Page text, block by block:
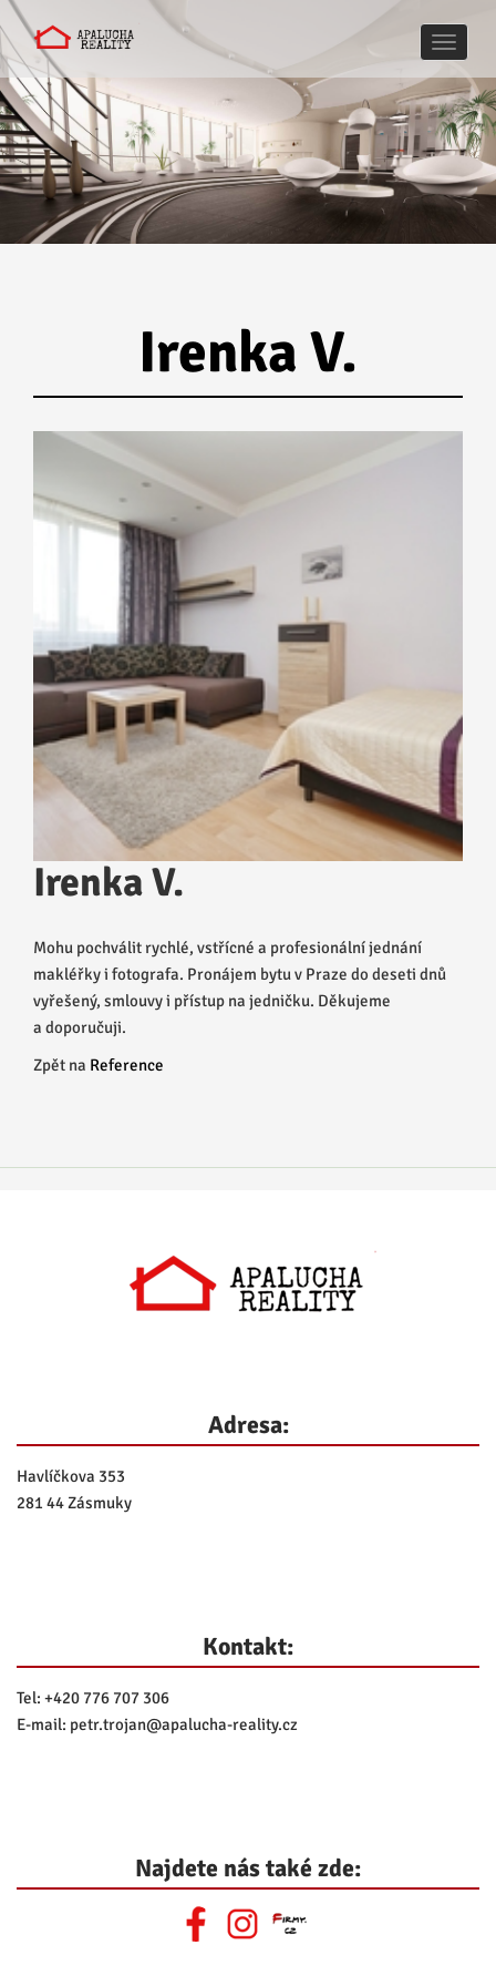
Irenka V.
Irenka V.
Mohu pochválit rychlé, vstřícné a profesionální jednání
makléřky i fotografa. Pronájem bytu v Praze do deseti dnů
vyřešený, smlouvy i přístup na jedničku. Děkujeme
a doporučuji.
Zpět na Reference
Adresa:
Havlíčkova 353
281 44 Zásmuky
Kontakt:
Tel: +420 776 707 306
E-mail: petr.trojan@apalucha-reality.cz
Najdete nás také zde: